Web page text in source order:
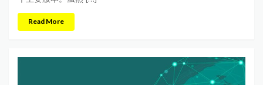
Read More